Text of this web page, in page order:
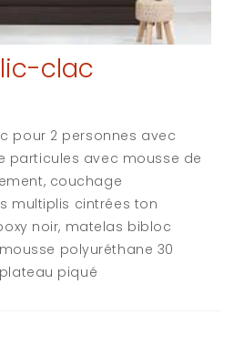
clac
pour 2 personnes avec
particules avec mousse de
couchage
multiplis cintrées ton
noir, matelas bibloc
mousse polyuréthane 30
piqué